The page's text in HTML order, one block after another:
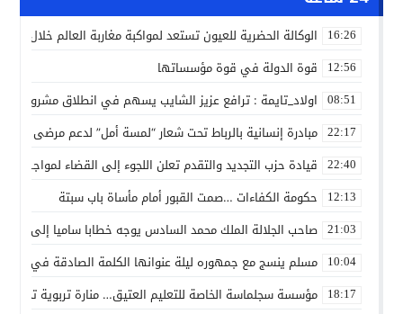
16:26 الوكالة الحضرية للعيون تستعد لمواكبة مغاربة العالم خلال
12:56 قوة الدولة في قوة مؤسساتها
08:51 اولاد_تايمة : ترافع عزيز الشايب يسهم في انطلاق مشروع
22:17 مبادرة إنسانية بالرباط تحت شعار “لمسة أمل” لدعم مرضى
22:40 قيادة حزب التجديد والتقدم تعلن اللجوء إلى القضاء لمواجهة
12:13 حكومة الكفاءات …صمت القبور أمام مأساة باب سبتة
21:03 صاحب الجلالة الملك محمد السادس يوجه خطابا ساميا إلى
10:04 مسلم ينسج مع جمهوره ليلة عنوانها الكلمة الصادقة في
18:17 مؤسسة سجلماسة الخاصة للتعليم العتيق… منارة تربوية تجمع